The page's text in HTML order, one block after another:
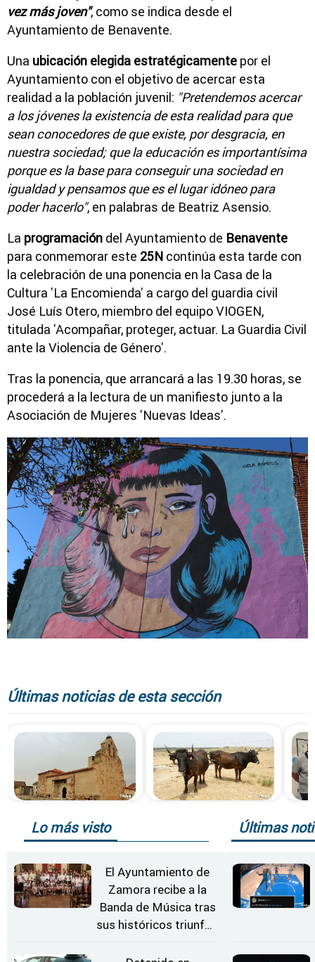
vez más joven", como se indica desde el
Ayuntamiento de Benavente.
Una ubicación elegida estratégicamente por el
Ayuntamiento con el objetivo de acercar esta
realidad a la población juvenil: "Pretendemos acercar
a los jóvenes la existencia de esta realidad para que
sean conocedores de que existe, por desgracia, en
nuestra sociedad; que la educación es importantísima
porque es la base para conseguir una sociedad en
igualdad y pensamos que es el lugar idóneo para
poder hacerlo", en palabras de Beatriz Asensio.
La programación del Ayuntamiento de Benavente
para conmemorar este 25N continúa esta tarde con
la celebración de una ponencia en la Casa de la
Cultura 'La Encomienda' a cargo del guardia civil
José Luís Otero, miembro del equipo VIOGEN,
titulada 'Acompañar, proteger, actuar. La Guardia Civil
ante la Violencia de Género'.
Tras la ponencia, que arrancará a las 19.30 horas, se
procederá a la lectura de un manifiesto junto a la
Asociación de Mujeres 'Nuevas Ideas'.
Últimas noticias de esta sección
Lo más visto
El Ayuntamiento de
Zamora recibe a la
Banda de Música tras
sus históricos triunfos
Últimas